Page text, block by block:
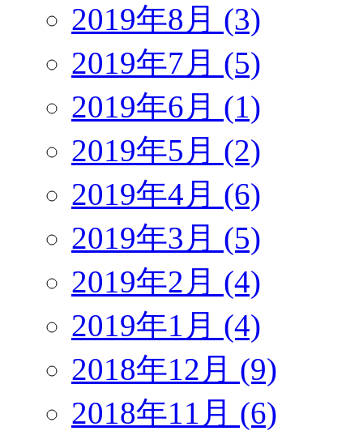
2019年8月 (3)
2019年7月 (5)
2019年6月 (1)
2019年5月 (2)
2019年4月 (6)
2019年3月 (5)
2019年2月 (4)
2019年1月 (4)
2018年12月 (9)
2018年11月 (6)